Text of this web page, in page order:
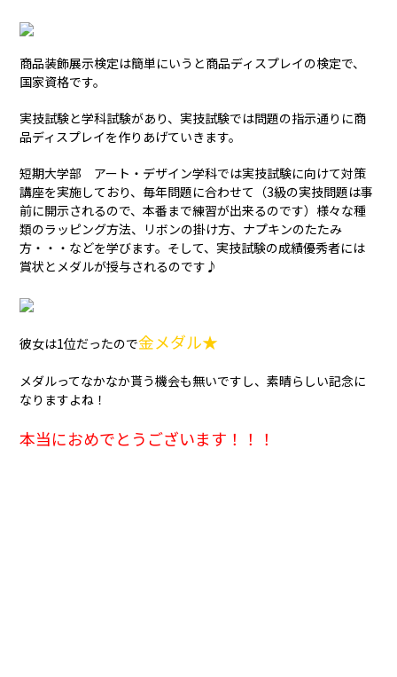
商品装飾展示検定は簡単にいうと商品ディスプレイの検定で、
国家資格です。
実技試験と学科試験があり、実技試験では問題の指示通りに商
品ディスプレイを作りあげていきます。
短期大学部 アート・デザイン学科では実技試験に向けて対策
講座を実施しており、毎年問題に合わせて（3級の実技問題は事
前に開示されるので、本番まで練習が出来るのです）様々な種
類のラッピング方法、リボンの掛け方、ナプキンのたたみ
方・・・などを学びます。そして、実技試験の成績優秀者には
賞状とメダルが授与されるのです♪
彼女は1位だったので金メダル★
メダルってなかなか貰う機会も無いですし、素晴らしい記念に
なりますよね！
本当におめでとうございます！！！